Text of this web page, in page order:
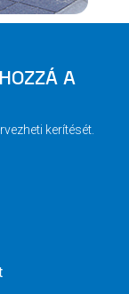
A
kerítését.